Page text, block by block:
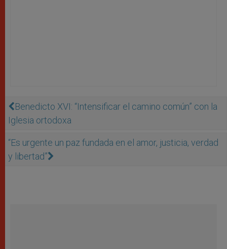
Benedicto XVI: “Intensificar el camino común” con la
Iglesia ortodoxa
“Es urgente un paz fundada en el amor, justicia, verdad
y libertad”